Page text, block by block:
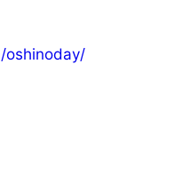
oshinoday/